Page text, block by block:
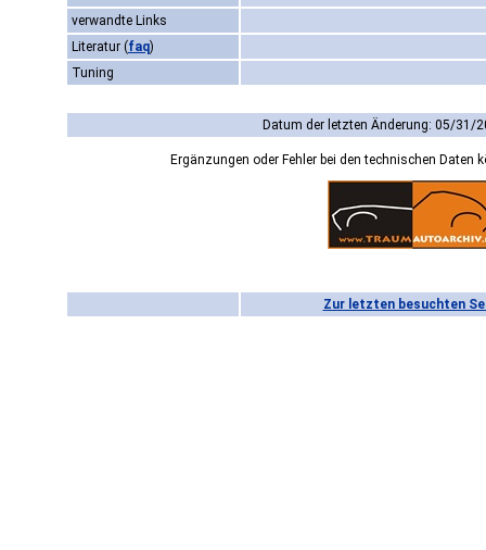
verwandte Links
Literatur (faq)
Tuning
Datum der letzten Änderung: 05/31/
Ergänzungen oder Fehler bei den technischen Daten
Zur letzten besuchten